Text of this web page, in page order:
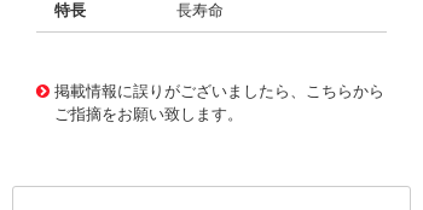
特長 長寿命
掲載情報に誤りがございましたら、こちらから
ご指摘をお願い致します。